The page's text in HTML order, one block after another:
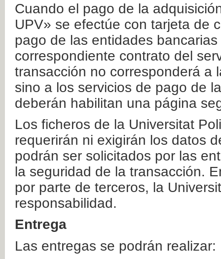
Cuando el pago de la
UPV» se efectúe con tarjeta de
pago de las entidades
correspondiente contrato del
transacción no corresponderá a
sino a los servicios de pago de
deberán habilitan una página
Los ficheros de la Universitat
requerirán ni exigirán los datos
podrán ser solicitados por las
la seguridad de la transacción.
por parte de terceros, la
responsabilidad.
Entrega
Las entregas se podrán realizar: